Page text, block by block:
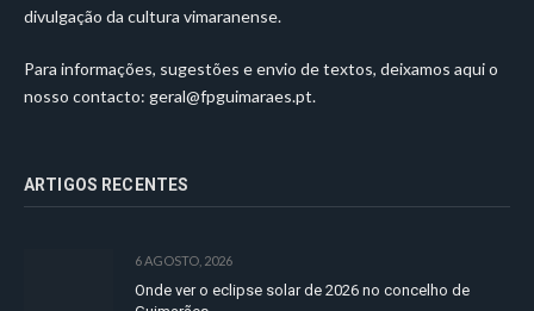
divulgação da cultura vimaranense.
Para informações, sugestões e envio de textos, deixamos aqui o
nosso contacto: geral@fpguimaraes.pt.
ARTIGOS RECENTES
6 AGOSTO, 2026
Onde ver o eclipse solar de 2026 no concelho de